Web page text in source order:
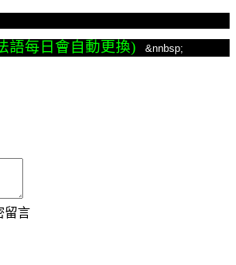
語每日會自動更換) &nnbsp;
留言